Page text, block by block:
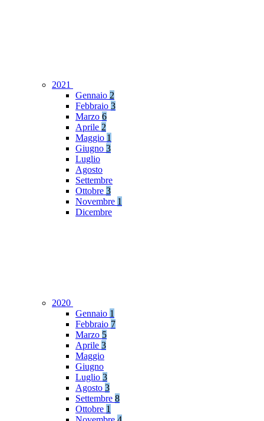
2021
Gennaio 2
Febbraio 3
Marzo 6
Aprile 2
Maggio 1
Giugno 3
Luglio
Agosto
Settembre
Ottobre 3
Novembre 1
Dicembre
2020
Gennaio 1
Febbraio 7
Marzo 5
Aprile 3
Maggio
Giugno
Luglio 3
Agosto 3
Settembre 8
Ottobre 1